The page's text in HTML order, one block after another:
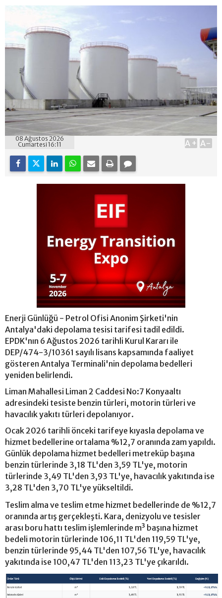
08 Ağustos 2026
Cumartesi 16:11
A+ A-
Enerji Günlüğü - Petrol Ofisi Anonim Şirketi'nin
Antalya'daki depolama tesisi tarifesi tadil edildi.
EPDK'nın 6 Ağustos 2026 tarihli Kurul Kararı ile
DEP/474-3/10361 sayılı lisans kapsamında faaliyet
gösteren Antalya Terminali'nin depolama bedelleri
yeniden belirlendi.
Liman Mahallesi Liman 2 Caddesi No:7 Konyaaltı
adresindeki tesiste benzin türleri, motorin türleri ve
havacılık yakıtı türleri depolanıyor.
Ocak 2026 tarihli önceki tarifeye kıyasla depolama ve
hizmet bedellerine ortalama %12,7 oranında zam yapıldı.
Günlük depolama hizmet bedelleri metreküp başına
benzin türlerinde 3,18 TL'den 3,59 TL'ye, motorin
türlerinde 3,49 TL'den 3,93 TL'ye, havacılık yakıtında ise
3,28 TL'den 3,70 TL'ye yükseltildi.
Teslim alma ve teslim etme hizmet bedellerinde de %12,7
oranında artış gerçekleşti. Kara, denizyolu ve tesisler
arası boru hattı teslim işlemlerinde m³ başına hizmet
bedeli motorin türlerinde 106,11 TL'den 119,59 TL'ye,
benzin türlerinde 95,44 TL'den 107,56 TL'ye, havacılık
yakıtında ise 100,47 TL'den 113,23 TL'ye çıkarıldı.